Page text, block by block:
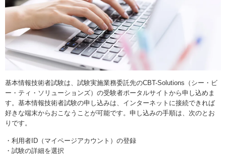
基本情報技術者試験は、試験実施業務委託先のCBT-Solutions（シー・ビ
ー・ティ・ソリューションズ）の受験者ポータルサイトから申し込めま
す。基本情報技術者試験の申し込みは、インターネットに接続できれば
好きな端末からおこなうことが可能です。申し込みの手順は、次のとお
りです。
・利用者ID（マイページアカウント）の登録
・試験の詳細を選択